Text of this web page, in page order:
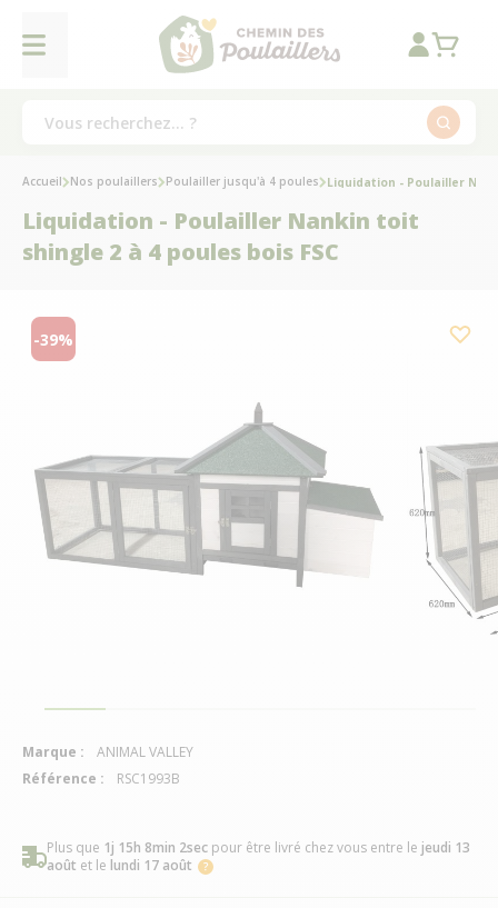
Plus que 1j 15h 8min 2sec pour être livré chez vous entre le jeudi 13
août et le lundi 17 août
Accueil Nos poulaillers Poulailler jusqu'à 4 poules Liquidation - Poulailler
Liquidation - Poulailler Nankin toit
shingle 2 à 4 poules bois FSC
-39%
Marque :
ANIMAL VALLEY
Référence :
RSC1993B